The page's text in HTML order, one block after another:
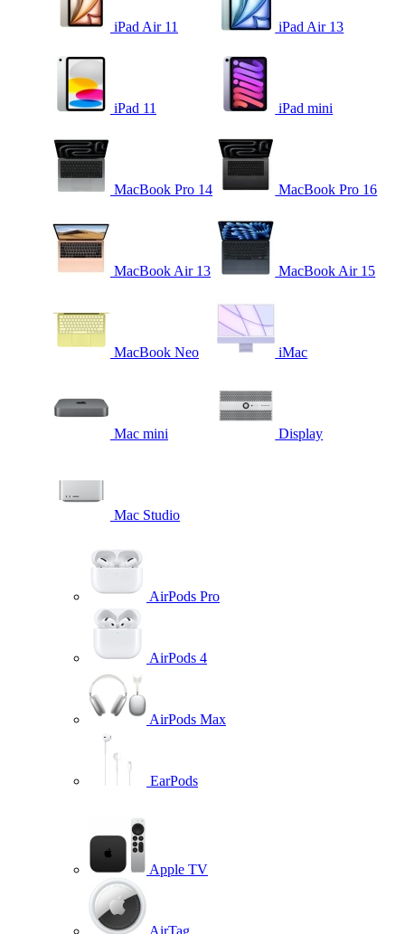
iPad Air 11 iPad Air 13
iPad 11 iPad mini
MacBook Pro 14 MacBook Pro 16
MacBook Air 13 MacBook Air 15
MacBook Neo iMac
Mac mini Display
Mac Studio
AirPods Pro
AirPods 4
AirPods Max
EarPods
Apple TV